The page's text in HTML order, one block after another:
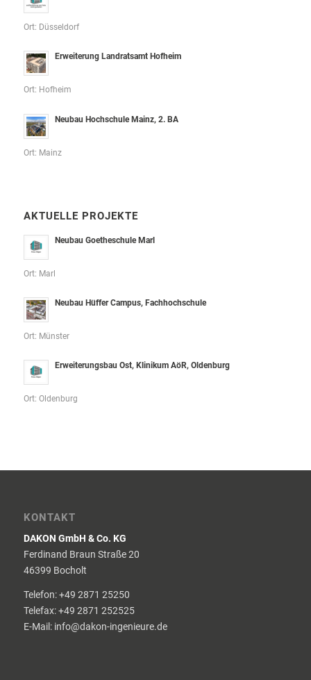
Ort: Düsseldorf
Erweiterung Landratsamt Hofheim
Ort: Hofheim
Neubau Hochschule Mainz, 2. BA
Ort: Mainz
AKTUELLE PROJEKTE
Neubau Goetheschule Marl
Ort: Marl
Neubau Hüffer Campus, Fachhochschule
Ort: Münster
Erweiterungsbau Ost, Klinikum AöR, Oldenburg
Ort: Oldenburg
KONTAKT
DAKON GmbH & Co. KG
Ferdinand Braun Straße 20
46399 Bocholt
Telefon: +49 2871 25250
Telefax: +49 2871 252525
E-Mail: info@dakon-ingenieure.de